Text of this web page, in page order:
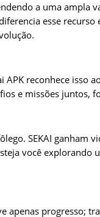
a uma ampla
esse recurso
reconhece isso
e missões juntos,
SEKAI ganham
você explorando
apenas progresso;